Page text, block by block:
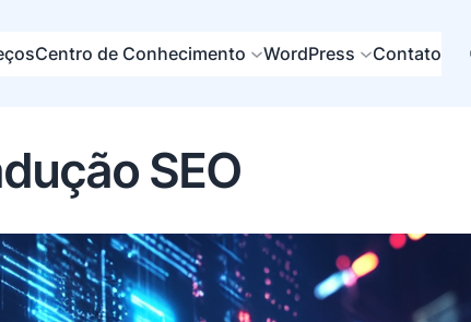
Centro de Conhecimento WordPress Contato
SEO